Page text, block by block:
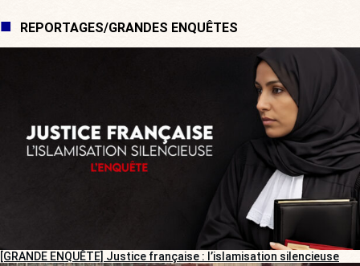
REPORTAGES/GRANDES ENQUÊTES
[GRANDE ENQUÊTE] Justice française : l’islamisation silencieuse